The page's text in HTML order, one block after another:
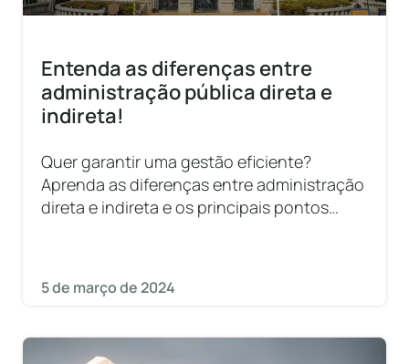
Entenda as diferenças entre
administração pública direta e
indireta!
Quer garantir uma gestão eficiente?
Aprenda as diferenças entre administração
direta e indireta e os principais pontos
5 de março de 2024